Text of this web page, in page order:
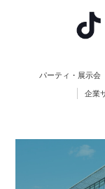
パーティ・展示会
企業